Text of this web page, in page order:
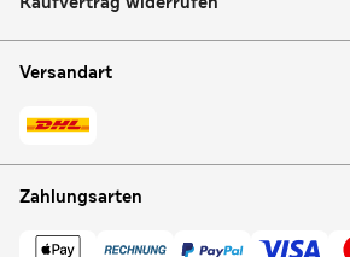
Versandart
Zahlungsarten